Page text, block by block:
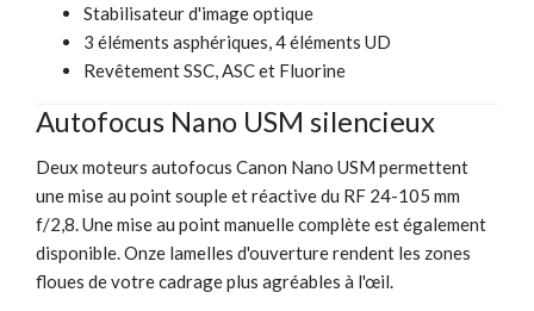
Stabilisateur d'image optique
3 éléments asphériques, 4 éléments UD
Revêtement SSC, ASC et Fluorine
Autofocus Nano USM silencieux
Deux moteurs autofocus Canon Nano USM permettent
une mise au point souple et réactive du RF 24-105 mm
f/2,8. Une mise au point manuelle complète est également
disponible. Onze lamelles d'ouverture rendent les zones
floues de votre cadrage plus agréables à l'œil.